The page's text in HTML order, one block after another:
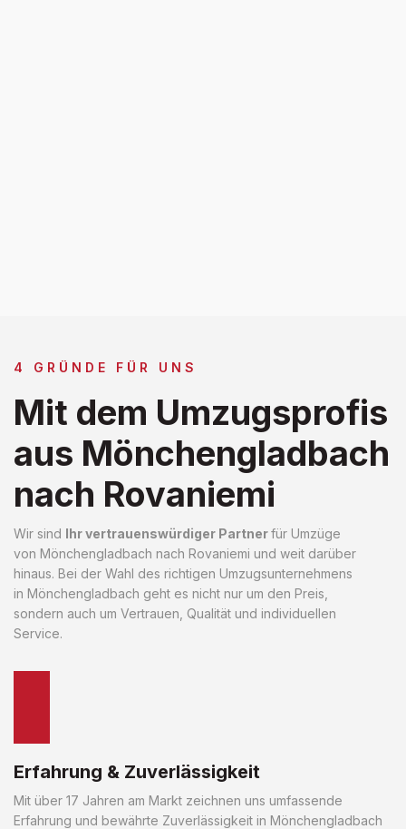
4 GRÜNDE FÜR UNS
Mit dem Umzugsprofis
aus Mönchengladbach
nach Rovaniemi
Wir sind Ihr vertrauenswürdiger Partnerfür Umzüge
von Mönchengladbach nach Rovaniemi und weit darüber
hinaus. Bei der Wahl des richtigen Umzugsunternehmens
in Mönchengladbach geht es nicht nur um den Preis,
sondern auch um Vertrauen, Qualität und individuellen
Service.
Erfahrung & Zuverlässigkeit
Mit über 17 Jahren am Markt zeichnen uns umfassende
Erfahrung und bewährte Zuverlässigkeit in Mönchengladbach